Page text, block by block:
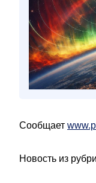
Сообщает
Новость из